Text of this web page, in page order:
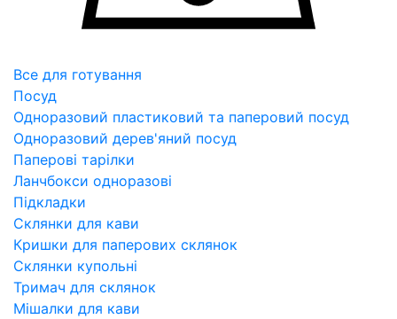
Все для готування
Посуд
Одноразовий пластиковий та паперовий посуд
Одноразовий дерев'яний посуд
Паперові тарілки
Ланчбокси одноразові
Підкладки
Склянки для кави
Кришки для паперових склянок
Склянки купольні
Тримач для склянок
Мішалки для кави